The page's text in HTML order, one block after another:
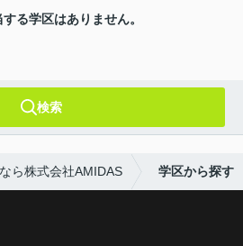
る学区はありません。
検索
ら株式会社AMIDAS 学区から探す